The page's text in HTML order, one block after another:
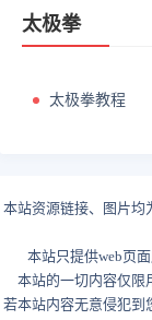
太极拳
太极拳教程
本站资源链接、图片均
本站只提供web页
本站的一切内容仅限
若本站内容无意侵犯到